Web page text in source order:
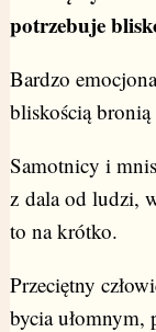
potrzebuje
Bardzo
bliskością
Samotnicy i
z dala od ludzi,
to na krótko.
Przeciętny
bycia ułomnym,